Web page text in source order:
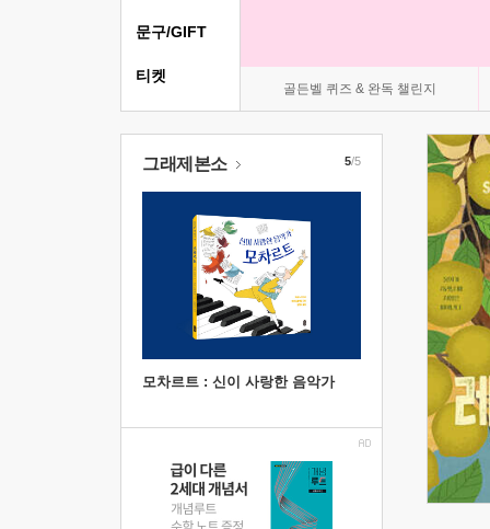
골든벨 퀴즈 & 완독 챌린지
문구/GIFT
티켓
그래제본소
모차르트 : 신이 사랑한 음악가
5/5